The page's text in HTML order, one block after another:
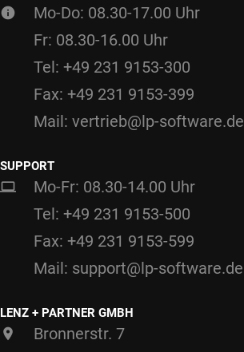
Mo-Do: 08.30-17.00 Uhr
Fr: 08.30-16.00 Uhr
Tel: +49 231 9153-300
Fax: +49 231 9153-399
Mail: vertrieb@lp-software.de
SUPPORT
Mo-Fr: 08.30-14.00 Uhr
Tel: +49 231 9153-500
Fax: +49 231 9153-599
Mail: support@lp-software.de
LENZ + PARTNER GMBH
Bronnerstr. 7